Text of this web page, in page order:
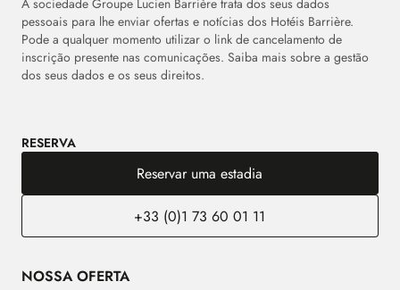
pessoais para lhe enviar ofertas e notícias dos Hotéis Barrière.
Pode a qualquer momento utilizar o link de cancelamento de
inscrição presente nas comunicações. Saiba mais sobre a gestão
dos seus dados e os seus direitos.
RESERVA
Reservar uma estadia
+33 (0)1 73 60 01 11
NOSSA OFERTA